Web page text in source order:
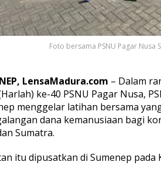
h
a
n
a
m
a
d
a
n
o
Foto bersama PSNU Pagar Nusa
LensaMadura.com – Dalam
ke-40 PSNU Pagar Nusa,
menggelar latihan bersama
dana kemanusiaan bagi
Sumatra.
itu dipusatkan di Sumenep pada